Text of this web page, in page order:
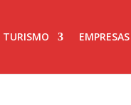
TURISMO EMPRESAS